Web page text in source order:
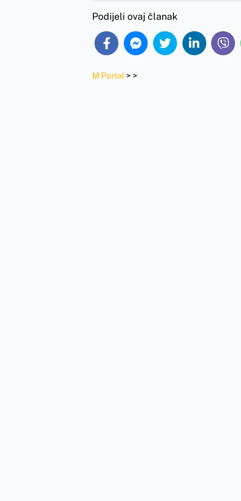
Podijeli ovaj članak
M Portal > >